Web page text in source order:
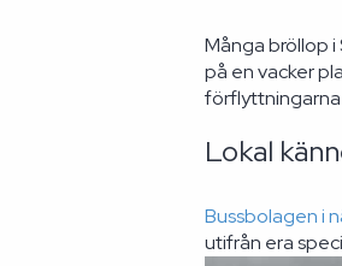
Många bröllop
på en vacker
förflyttningarna
Lokal
Bussbolagen i
utifrån era